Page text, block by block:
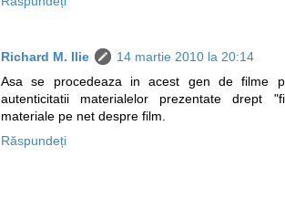
Richard M. Ilie
14 martie 2010 la 20:14
Asa se procedeaza in acest gen de filme
autenticitatii materialelor prezentate drept
materiale pe net despre film.
Răspundeți